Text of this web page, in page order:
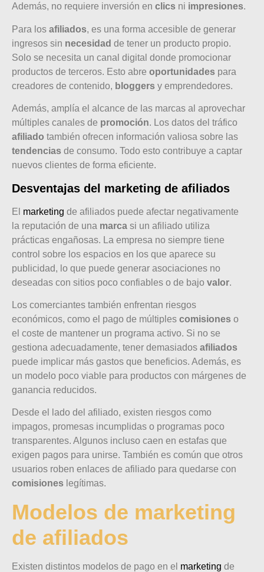
Además, no requiere inversión en clics ni impresiones.
Para los afiliados, es una forma accesible de generar
ingresos sin necesidad de tener un producto propio.
Solo se necesita un canal digital donde promocionar
productos de terceros. Esto abre oportunidades para
creadores de contenido, bloggers y emprendedores.
Además, amplía el alcance de las marcas al aprovechar
múltiples canales de promoción. Los datos del tráfico
afiliado también ofrecen información valiosa sobre las
tendencias de consumo. Todo esto contribuye a captar
nuevos clientes de forma eficiente.
Desventajas del marketing de afiliados
El marketing de afiliados puede afectar negativamente
la reputación de una marca si un afiliado utiliza
prácticas engañosas. La empresa no siempre tiene
control sobre los espacios en los que aparece su
publicidad, lo que puede generar asociaciones no
deseadas con sitios poco confiables o de bajo valor.
Los comerciantes también enfrentan riesgos
económicos, como el pago de múltiples comisiones o
el coste de mantener un programa activo. Si no se
gestiona adecuadamente, tener demasiados afiliados
puede implicar más gastos que beneficios. Además, es
un modelo poco viable para productos con márgenes de
ganancia reducidos.
Desde el lado del afiliado, existen riesgos como
impagos, promesas incumplidas o programas poco
transparentes. Algunos incluso caen en estafas que
exigen pagos para unirse. También es común que otros
usuarios roben enlaces de afiliado para quedarse con
comisiones legítimas.
Modelos de marketing
de afiliados
Existen distintos modelos de pago en el marketing de